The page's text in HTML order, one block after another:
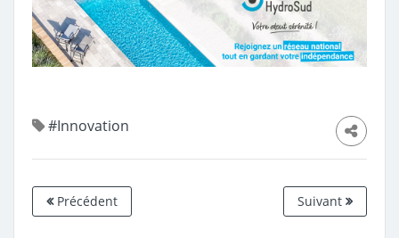
#Innovation
Précédent Suivant